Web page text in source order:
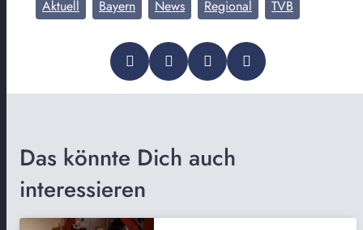
Aktuell Bayern News Regional TVB
Das könnte Dich auch
interessieren